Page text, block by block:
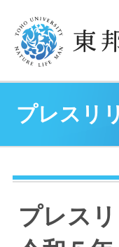
プレスリ
プレス